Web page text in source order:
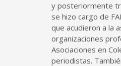
y posteriormente
se hizo cargo de
que acudieron a la
organizaciones
Asociaciones en
periodistas.